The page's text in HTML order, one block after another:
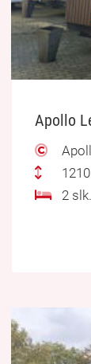
Apollo
1210
2 slk.